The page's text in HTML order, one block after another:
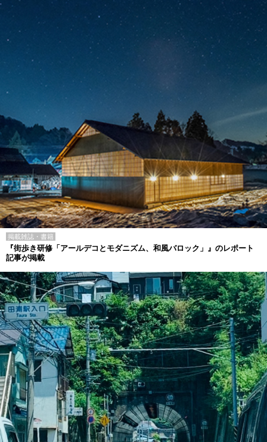
掲載雑誌・書籍
『街歩き研修「アールデコとモダニズム、和風バロック」』のレポート
記事が掲載